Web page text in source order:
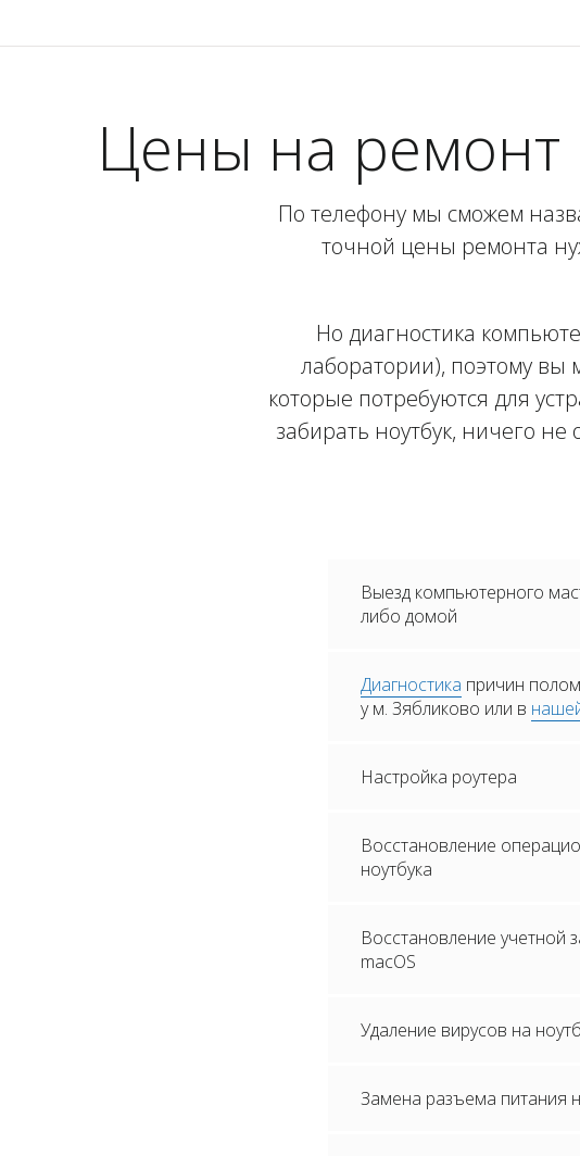
Цены на ремонт
По телефону мы сможем
точной цены ремонта
Но диагностика
лаборатории), поэтому вы
которые потребуются для
забирать ноутбук, ничего
Выезд компьютерного
либо домой
Диагностика причин
у м. Зябликово или в
Настройка роутера
Восстановление
ноутбука
Восстановление учетной
macOS
Удаление вирусов на
Замена разъема питания